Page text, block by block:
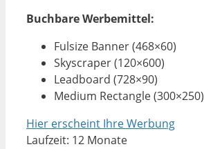
Buchbare Werbemittel:
Fulsize Banner (468×60)
Skyscraper (120×600)
Leadboard (728×90)
Medium Rectangle (300×250)
Hier erscheint Ihre Werbung
Laufzeit: 12 Monate